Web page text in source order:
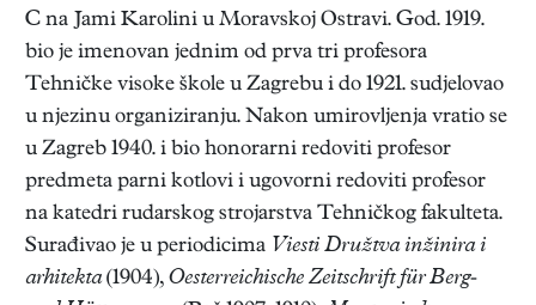
C na Jami Karolini u Moravskoj Ostravi. God. 1919.
bio je imenovan jednim od prva tri profesora
Tehničke visoke škole u Zagrebu i do 1921. sudjelovao
u njezinu organiziranju. Nakon umirovljenja vratio se
u Zagreb 1940. i bio honorarni redoviti profesor
predmeta parni kotlovi i ugovorni redoviti profesor
na katedri rudarskog strojarstva Tehničkog fakulteta.
Surađivao je u periodicima Viesti Družtva inžinira i
arhitekta(1904), Oesterreichische Zeitschrift für Berg-